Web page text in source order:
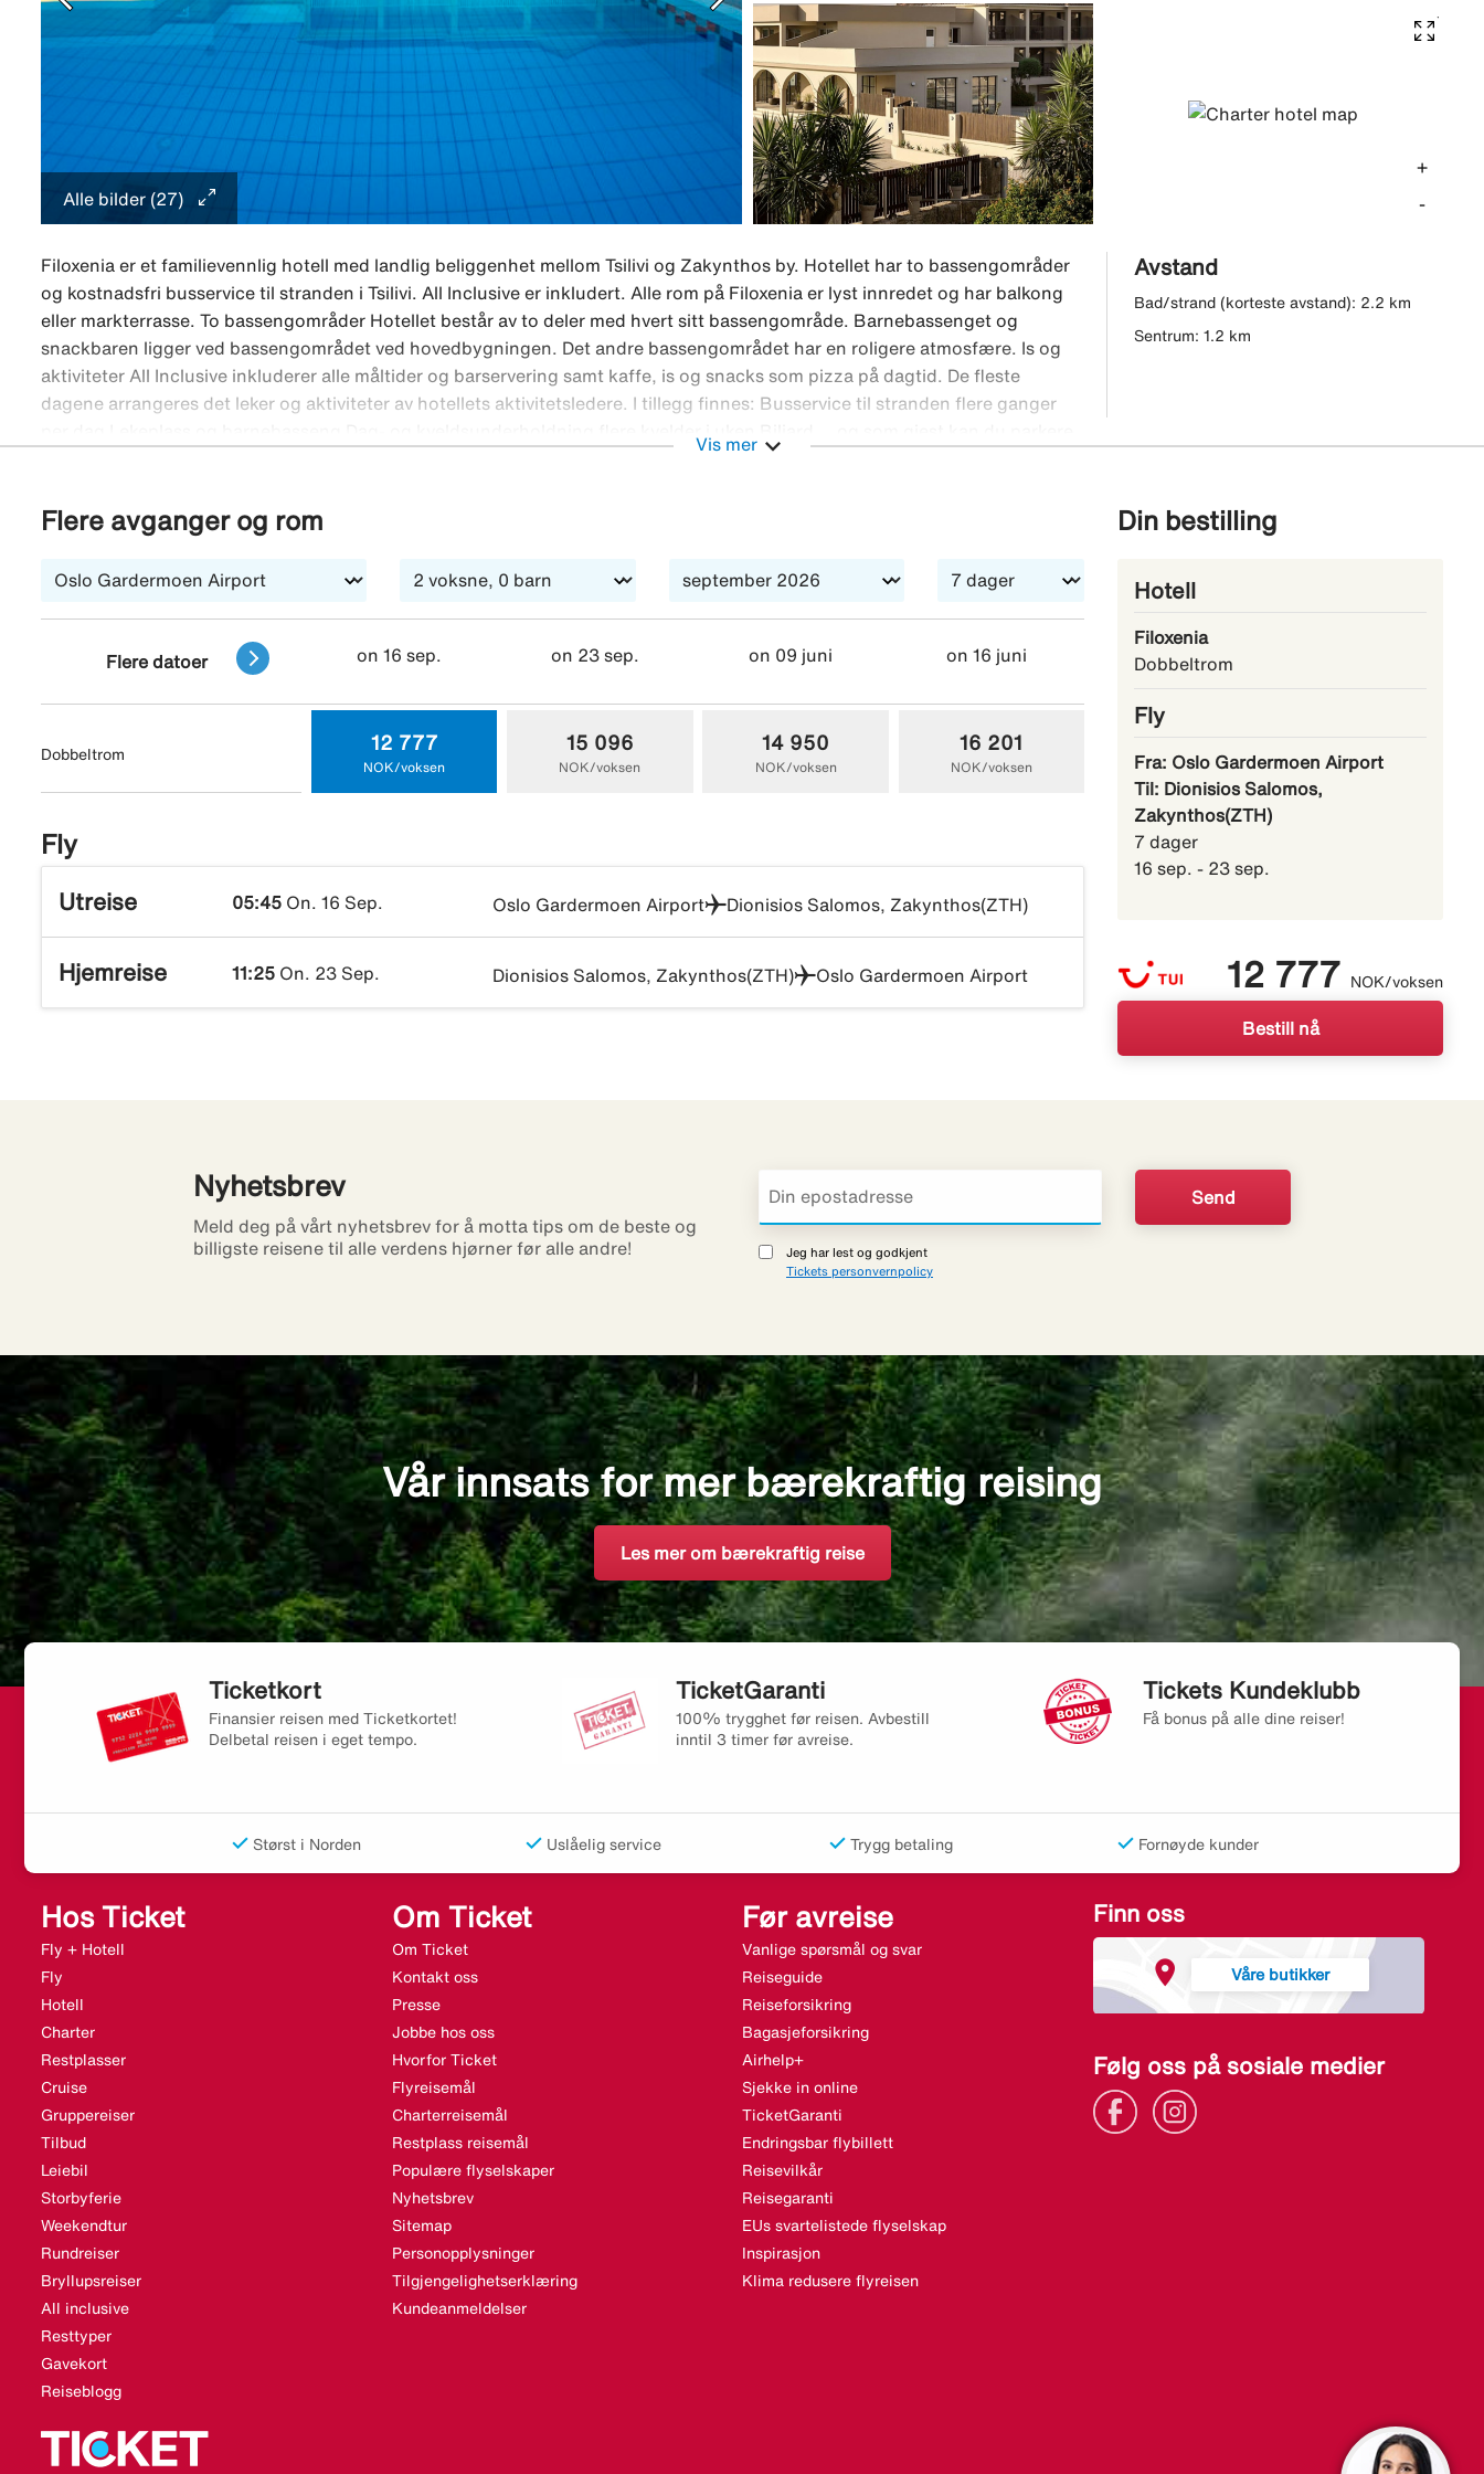
Alle bilder (27)
+
-
Filoxenia er et familievennlig hotell med landlig beliggenhet mellom Tsilivi og Zakynthos by. Hotellet har to bassengområder
og kostnadsfri busservice til stranden i Tsilivi. All Inclusive er inkludert. Alle rom på Filoxenia er lyst innredet og har balkong
eller markterrasse. To bassengområder Hotellet består av to deler med hvert sitt bassengområde. Barnebassenget og
snackbaren ligger ved bassengområdet ved hovedbygningen. Det andre bassengområdet har en roligere atmosfære. Is og
aktiviteter All Inclusive inkluderer alle måltider og barservering samt kaffe, is og snacks som pizza på dagtid. De fleste
dagene arrangeres det leker og aktiviteter av hotellets aktivitetsledere. I tillegg finnes: Busservice til stranden flere ganger
Avstand
Bad/strand (korteste avstand): 2.2 km
Sentrum: 1.2 km
Vis mer expand_more
Flere avganger og rom
Flere datoer on 16 sep. on 23 sep. on 09 juni on 16 juni on 23 juni
Dobbeltrom
12 777
NOK/voksen
15 096
NOK/voksen
14 950
NOK/voksen
16 201
NOK/voksen NOK/voksen NOK/voksen
Fly
Utreise 05:45 On. 16 Sep. Oslo Gardermoen Airport Dionisios Salomos, Zakynthos(ZTH)
Hjemreise 11:25 On. 23 Sep. Dionisios Salomos, Zakynthos(ZTH) Oslo Gardermoen Airport
Din bestilling
Hotell
Filoxenia
Dobbeltrom
Fly
Fra: Oslo Gardermoen Airport
Til: Dionisios Salomos,
Zakynthos(ZTH)
7 dager
16 sep. - 23 sep.
12 777 NOK/voksen
Bestill nå
Nyhetsbrev
Meld deg på vårt nyhetsbrev for å motta tips om de beste og
billigste reisene til alle verdens hjørner før alle andre!
Jeg har lest og godkjent
Tickets personvernpolicy
Vår innsats for mer bærekraftig reising
Les mer om bærekraftig reise
Ticketkort
Finansier reisen med Ticketkortet!
Delbetal reisen i eget tempo.
TicketGaranti
100% trygghet før reisen. Avbestill
inntil 3 timer før avreise.
Tickets Kundeklubb
Få bonus på alle dine reiser!
Størst i Norden Uslåelig service Trygg betaling Fornøyde kunder
Hos Ticket
Fly + Hotell
Fly
Hotell
Charter
Restplasser
Cruise
Gruppereiser
Tilbud
Leiebil
Storbyferie
Weekendtur
Rundreiser
Bryllupsreiser
All inclusive
Resttyper
Gavekort
Reiseblogg
Om Ticket
Om Ticket
Kontakt oss
Presse
Jobbe hos oss
Hvorfor Ticket
Flyreisemål
Charterreisemål
Restplass reisemål
Populære flyselskaper
Nyhetsbrev
Sitemap
Personopplysninger
Tilgjengelighetserklæring
Kundeanmeldelser
Før avreise
Vanlige spørsmål og svar
Reiseguide
Reiseforsikring
Bagasjeforsikring
Airhelp+
Sjekke in online
TicketGaranti
Endringsbar flybillett
Reisevilkår
Reisegaranti
EUs svartelistede flyselskap
Inspirasjon
Klima redusere flyreisen
Finn oss
Våre butikker
Følg oss på sosiale medier